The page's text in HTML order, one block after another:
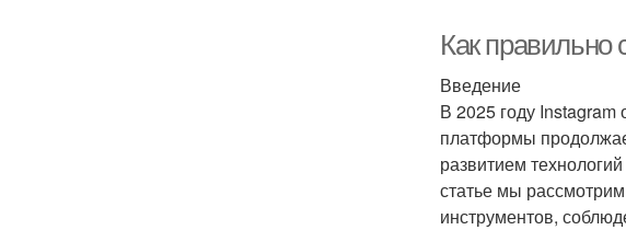
Как правильно
Введение
В 2025 году Instagram
платформы
развитием
статье мы
инструментов,